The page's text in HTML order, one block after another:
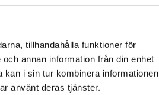
tillhandahålla funktioner för
annan information från din enhet
i sin tur kombinera informationen
använt deras tjänster.